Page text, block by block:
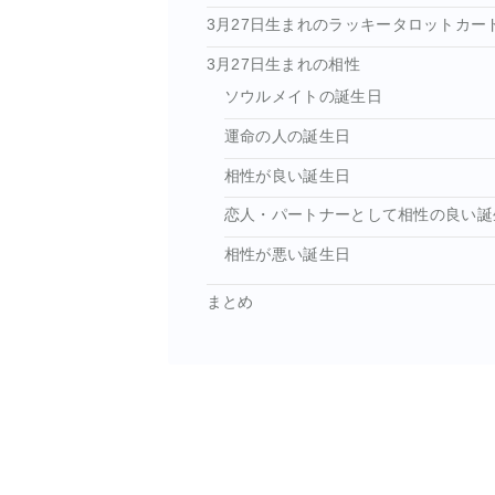
3月27日生まれのラッキータロットカー
3月27日生まれの相性
ソウルメイトの誕生日
運命の人の誕生日
相性が良い誕生日
恋人・パートナーとして相性の良い誕
相性が悪い誕生日
まとめ